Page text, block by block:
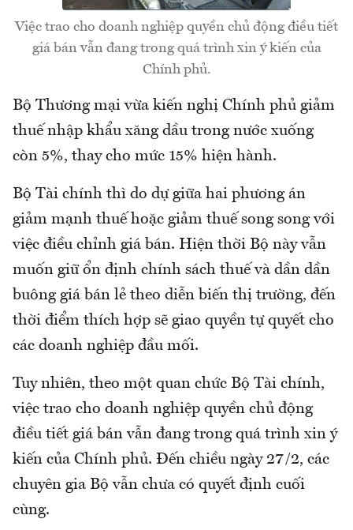
Việc trao cho doanh nghiệp quyền chủ động điều tiết
giá bán vẫn đang trong quá trình xin ý kiến của
Chính phủ.
Bộ Thương mại vừa kiến nghị Chính phủ giảm
thuế nhập khẩu xăng dầu trong nước xuống
còn 5%, thay cho mức 15% hiện hành.
Bộ Tài chính thì do dự giữa hai phương án
giảm mạnh thuế hoặc giảm thuế song song với
việc điều chỉnh giá bán. Hiện thời Bộ này vẫn
muốn giữ ổn định chính sách thuế và dần dần
buông giá bán lẻ theo diễn biến thị trường, đến
thời điểm thích hợp sẽ giao quyền tự quyết cho
các doanh nghiệp đầu mối.
Tuy nhiên, theo một quan chức Bộ Tài chính,
việc trao cho doanh nghiệp quyền chủ động
điều tiết giá bán vẫn đang trong quá trình xin ý
kiến của Chính phủ. Đến chiều ngày 27/2, các
chuyên gia Bộ vẫn chưa có quyết định cuối
cùng.